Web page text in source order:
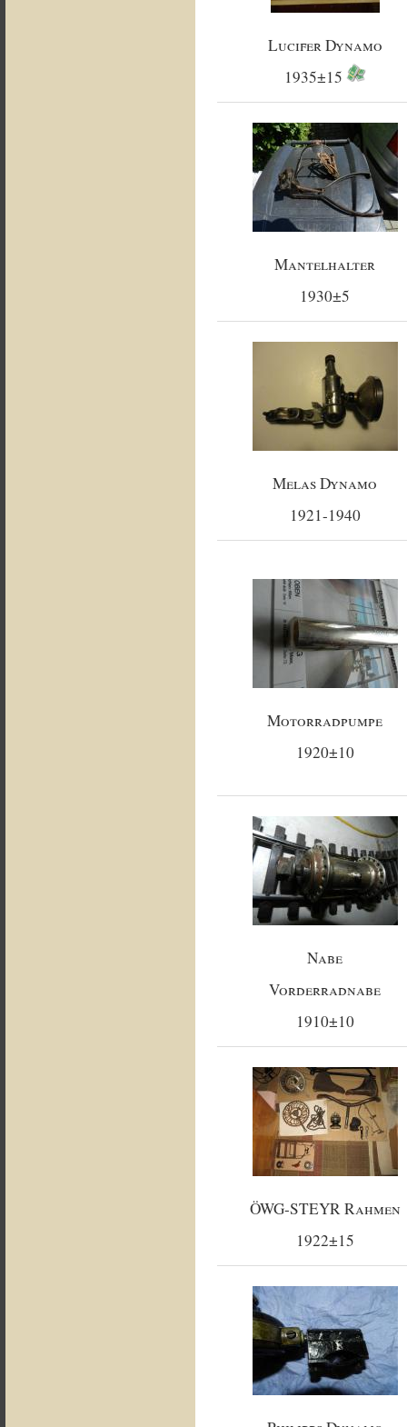
Lucifer Dynamo
1935±15
Mantelhalter
1930±5
Melas Dynamo
1921-1940
Motorradpumpe
1920±10
Nabe
Vorderradnabe
1910±10
ÖWG-STEYR Rahmen
1922±15